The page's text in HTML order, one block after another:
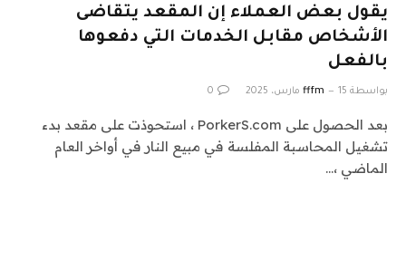
يقول بعض العملاء إن المقعد يتقاضى
الأشخاص مقابل الخدمات التي دفعوها
بالفعل
بواسطة fffm 15 مارس، 2025 0
بعد الحصول على PorkerS.com ، استحوذت على مقعد بدء
تشغيل المحاسبة المفلسة في مبيع النار في أواخر العام
الماضي ،…